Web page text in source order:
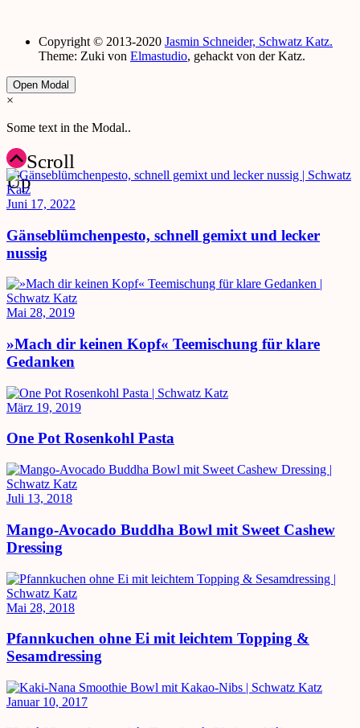
Copyright © 2013-2020 Jasmin Schneider, Schwatz Katz.
Theme: Zuki von Elmastudio, gehackt von der Katz.
Open Modal
×
Some text in the Modal..
Scroll
Up
Juni 17, 2022
Gänseblümchenpesto, schnell gemixt und lecker
nussig
Mai 28, 2019
»Mach dir keinen Kopf« Teemischung für klare
Gedanken
März 19, 2019
One Pot Rosenkohl Pasta
Juli 13, 2018
Mango-Avocado Buddha Bowl mit Sweet Cashew
Dressing
Mai 28, 2018
Pfannkuchen ohne Ei mit leichtem Topping &
Sesamdressing
Januar 10, 2017